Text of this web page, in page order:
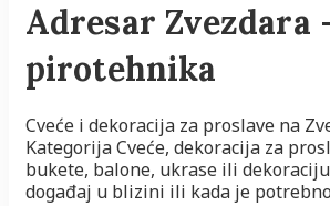
Adresar
pirotehnika
Cveće i dekoracija za proslave na
Kategorija Cveće, dekoracija za
bukete, balone, ukrase ili
događaj u blizini ili kada je